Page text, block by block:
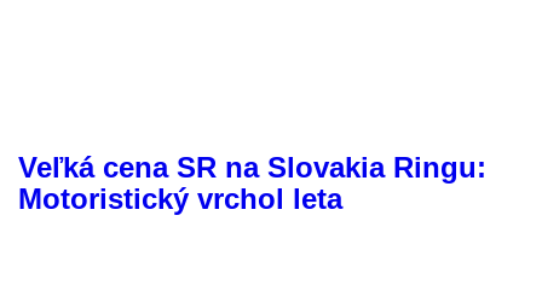
Veľká cena SR na Slovakia Ringu:
Motoristický vrchol leta